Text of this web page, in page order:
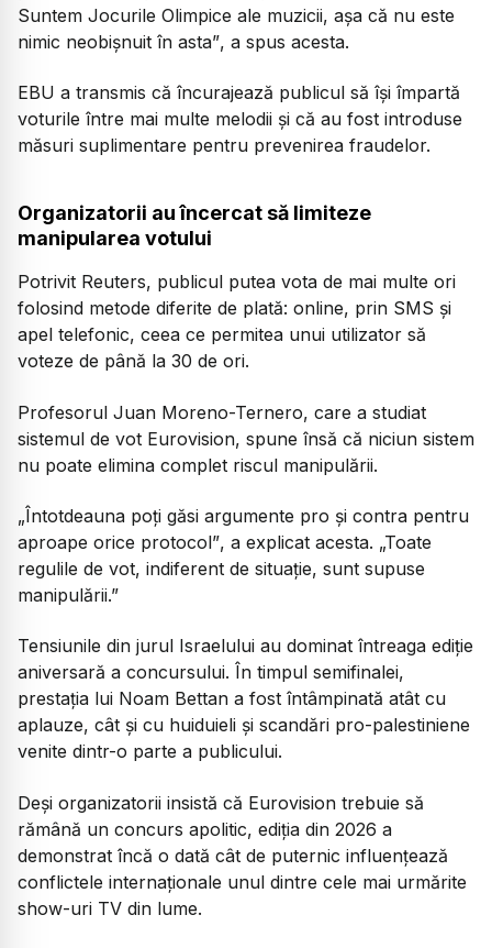
Suntem Jocurile Olimpice ale muzicii, așa că nu este
nimic neobișnuit în asta”, a spus acesta.
EBU a transmis că încurajează publicul să își împartă
voturile între mai multe melodii și că au fost introduse
măsuri suplimentare pentru prevenirea fraudelor.
Organizatorii au încercat să limiteze
manipularea votului
Potrivit Reuters, publicul putea vota de mai multe ori
folosind metode diferite de plată: online, prin SMS și
apel telefonic, ceea ce permitea unui utilizator să
voteze de până la 30 de ori.
Profesorul Juan Moreno-Ternero, care a studiat
sistemul de vot Eurovision, spune însă că niciun sistem
nu poate elimina complet riscul manipulării.
„Întotdeauna poți găsi argumente pro și contra pentru
aproape orice protocol”, a explicat acesta. „Toate
regulile de vot, indiferent de situație, sunt supuse
manipulării.”
Tensiunile din jurul Israelului au dominat întreaga ediție
aniversară a concursului. În timpul semifinalei,
prestația lui Noam Bettan a fost întâmpinată atât cu
aplauze, cât și cu huiduieli și scandări pro-palestiniene
venite dintr-o parte a publicului.
Deși organizatorii insistă că Eurovision trebuie să
rămână un concurs apolitic, ediția din 2026 a
demonstrat încă o dată cât de puternic influențează
conflictele internaționale unul dintre cele mai urmărite
show-uri TV din lume.